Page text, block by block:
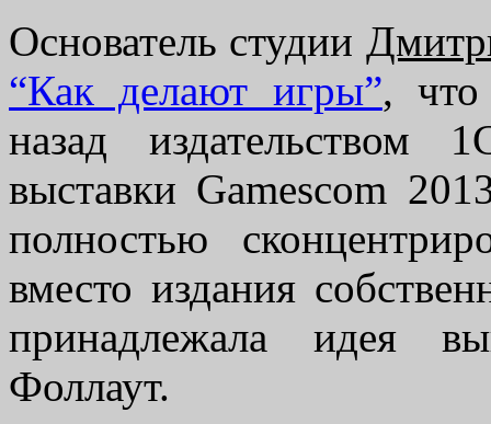
Основатель студии
“Как делают игры”, что
назад издательством
выставки Gamescom
полностью
вместо издания
принадлежала идея
Фоллаут.